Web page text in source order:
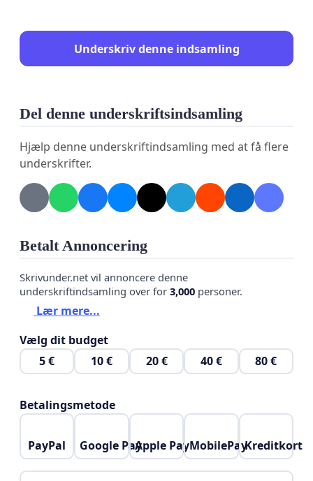
Underskriv denne indsamling
Del denne underskriftsindsamling
Hjælp denne underskriftindsamling med at få flere
underskrifter.
Betalt Annoncering
Skrivunder.net vil annoncere denne
underskriftindsamling over for 3,000 personer.
Lær mere...
Vælg dit budget
5 €
10 € 20 € 40 € 80 €
Betalingsmetode
PayPal Google PayApple PayMobilePayKreditkort